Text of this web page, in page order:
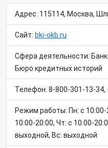
Адрес: 115114, Москва,
Сайт: bki-okb.ru
Сфера деятельности:
Бюро кредитных историй
Телефон: 8-800-301-13-34,
Режим работы: Пн: c 10:00-
10:00-20:00, Чт: c 10:00-
выходной, Вс: выходной